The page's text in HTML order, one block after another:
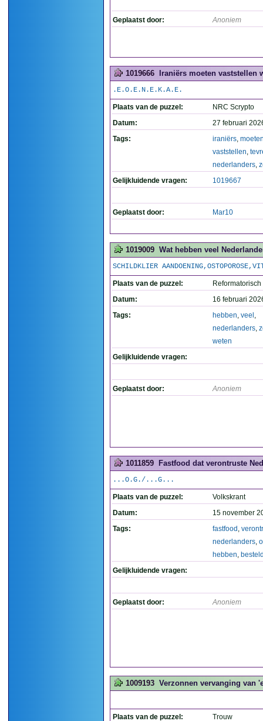
Geplaatst door: Anoniem
1019666 Iraniërs moeten vaststellen
.E.O.E.N.E.K.A.E.
Plaats van de puzzel:
NRC Scrypto
Datum:
27 februari
Tags:
iraniërs,
vaststellen,
nederlanders,
Gelijkluidende vragen:
1019667
Geplaatst door: Mar10
1019009 Wat hebben veel
SCHILDKLIER
Plaats van de puzzel:
Datum:
16 februari
Tags:
hebben, veel ,
nederlanders,
weten
Gelijkluidende vragen:
Geplaatst door: Anoniem
1011859 Fastfood dat verontruste
...O.G./...G...
Plaats van de puzzel:
Volkskrant
Datum:
15 november
Tags:
fastfood ,
nederlanders,
hebben,
Gelijkluidende vragen:
Geplaatst door: Anoniem
1009193 Verzonnen vervanging van
Plaats van de puzzel: Trouw